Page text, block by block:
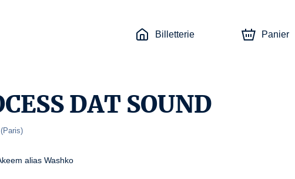
Billetterie Panier
DAT SOUND
(Paris)
alias Washko